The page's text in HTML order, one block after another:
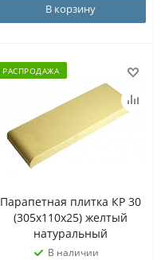
В корзину
РАСПРОДАЖА
Парапетная плитка КР 30
(305х110х25) желтый
натуральный
В наличии